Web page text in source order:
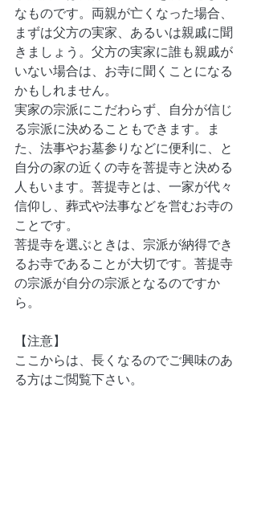
なものです。両親が亡くなった場合、
まずは父方の実家、あるいは親戚に聞
きましょう。父方の実家に誰も親戚が
いない場合は、お寺に聞くことになる
かもしれません。
実家の宗派にこだわらず、自分が信じ
る宗派に決めることもできます。ま
た、法事やお墓参りなどに便利に、と
自分の家の近くの寺を菩提寺と決める
人もいます。菩提寺とは、一家が代々
信仰し、葬式や法事などを営むお寺の
ことです。
菩提寺を選ぶときは、宗派が納得でき
るお寺であることが大切です。菩提寺
の宗派が自分の宗派となるのですか
ら。
【注意】
ここからは、長くなるのでご興味のあ
る方はご閲覧下さい。